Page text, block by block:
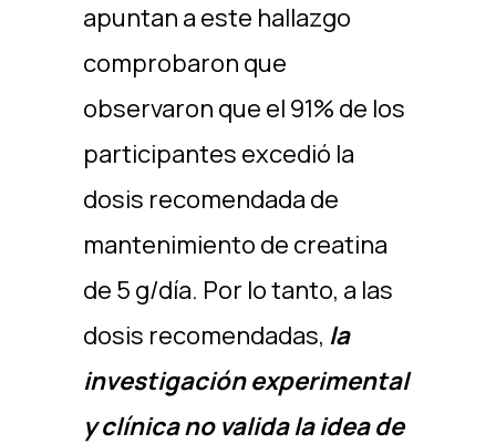
apuntan a este hallazgo
comprobaron que
observaron que el 91% de los
participantes excedió la
dosis recomendada de
mantenimiento de creatina
de 5 g/día. Por lo tanto, a las
dosis recomendadas, la
investigación experimental
y clínica no valida la idea de